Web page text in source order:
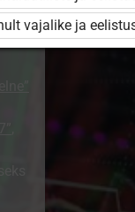
vajalike ja